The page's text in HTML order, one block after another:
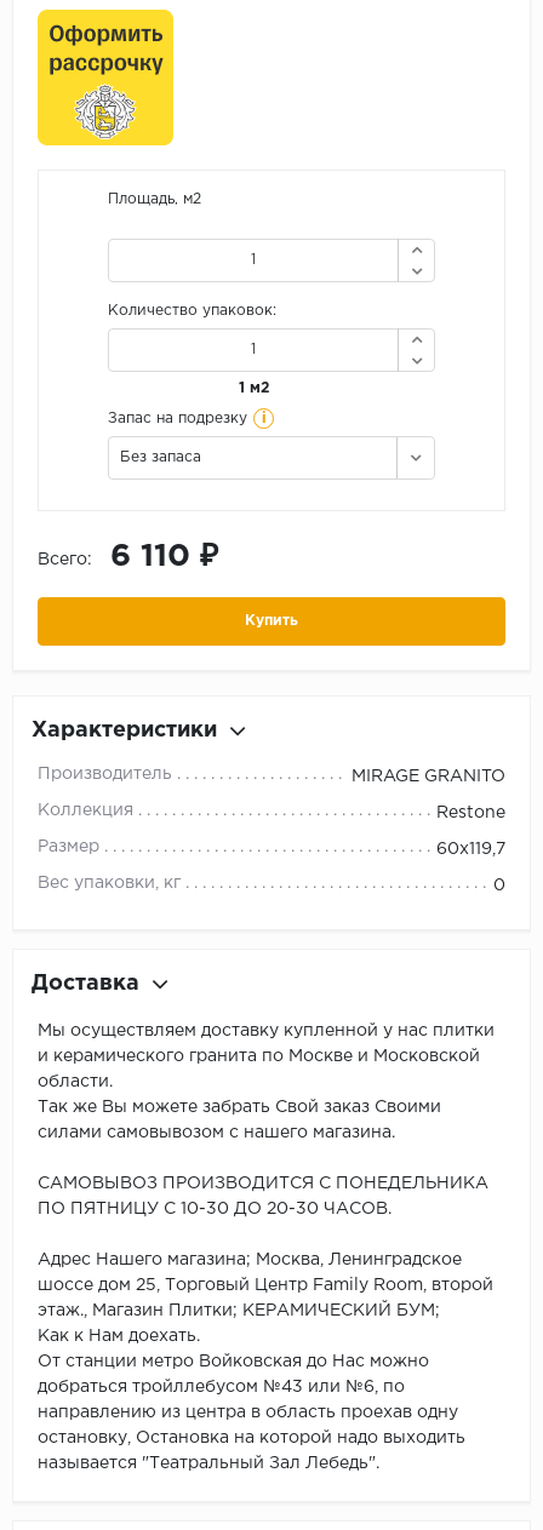
Площадь, м2
Количество упаковок:
1 м2
Запас на подрезку i
Без запаса
Всего: 6 110 ₽
Купить
Характеристики
Производитель MIRAGE GRANITO
Коллекция Restone
Размер 60x119,7
Вес упаковки, кг 0
Доставка
Мы осуществляем доставку купленной у нас плитки
и керамического гранита по Москве и Московской
области.
Так же Вы можете забрать Свой заказ Своими
силами самовывозом с нашего магазина.
САМОВЫВОЗ ПРОИЗВОДИТСЯ С ПОНЕДЕЛЬНИКА
ПО ПЯТНИЦУ С 10-30 ДО 20-30 ЧАСОВ.
Адрес Нашего магазина; Москва, Ленинградское
шоссе дом 25, Торговый Центр Family Room, второй
этаж., Магазин Плитки; КЕРАМИЧЕСКИЙ БУМ;
Как к Нам доехать.
От станции метро Войковская до Нас можно
добраться тройллебусом №43 или №6, по
направлению из центра в область проехав одну
остановку, Остановка на которой надо выходить
называется "Театральный Зал Лебедь".